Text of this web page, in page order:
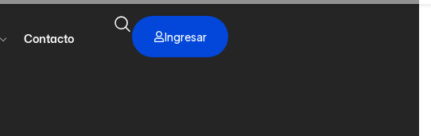
Contacto Ingresar